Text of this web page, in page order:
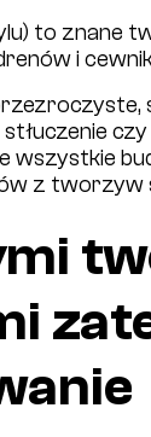
to
i
z tworzyw